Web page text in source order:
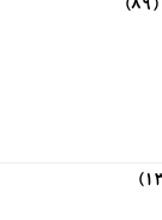
(89)